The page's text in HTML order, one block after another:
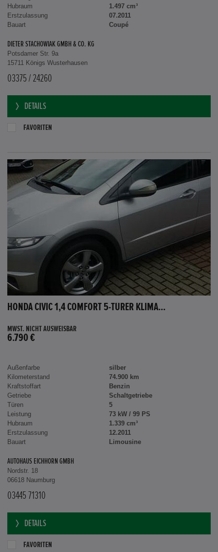
Hubraum
1.497 cm³
Erstzulassung
07.2011
Bauart
Coupé
DIETER STACHOWIAK GMBH & CO. KG
Potsdamer Str. 9a
15711 Königs Wusterhausen
03375 / 24260
DETAILS
FAVORITEN
HONDA CIVIC 1,4 COMFORT 5-TÜRER KLIMA...
MWST. NICHT AUSWEISBAR
6.790 €
Außenfarbe
silber
Kilometerstand
74.900 km
Kraftstoffart
Benzin
Getriebe
Schaltgetriebe
Türen
5
Leistung
73 kW / 99 PS
Hubraum
1.339 cm³
Erstzulassung
12.2011
Bauart
Limousine
AUTOHAUS EICHHORN GMBH
Nordstr. 18
06618 Naumburg
03445 71310
DETAILS
FAVORITEN